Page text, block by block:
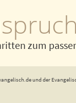
zum
und der